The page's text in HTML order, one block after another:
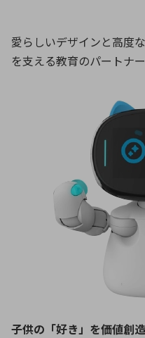
愛らしいデザインと高度
を支える教育のパートナー
子供の「好き」を価値創